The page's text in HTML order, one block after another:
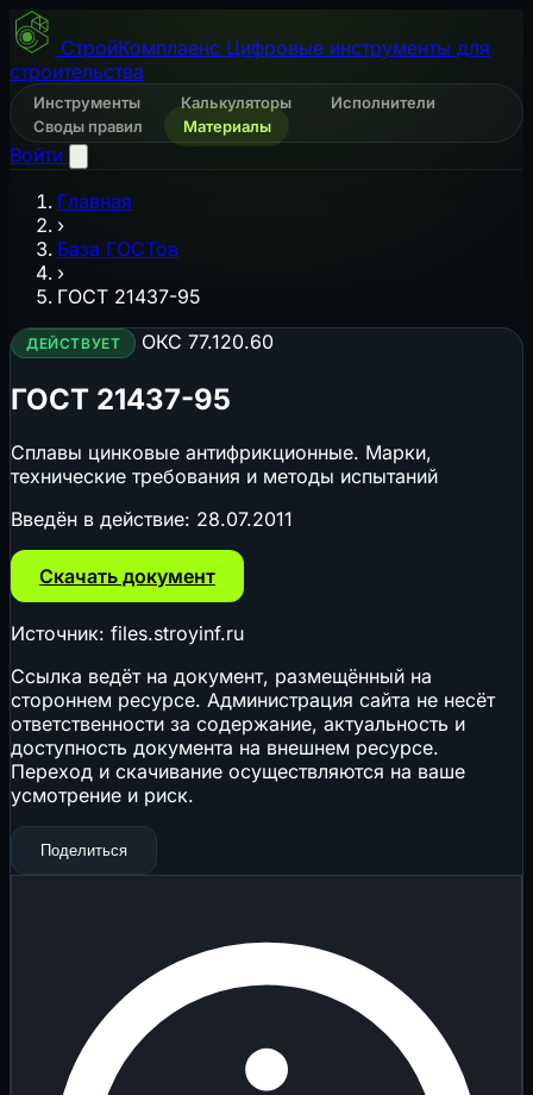
СтройКомплаенс Цифровые инструменты для
строительства
Инструменты Калькуляторы
Исполнители
Своды правил
Материалы
Войти
Главная
›
База ГОСТов
›
ГОСТ 21437-95
ДЕЙСТВУЕТ ОКС 77.120.60
ГОСТ 21437-95
Сплавы цинковые антифрикционные. Марки,
технические требования и методы испытаний
Введён в действие: 28.07.2011
Скачать документ
Источник: files.stroyinf.ru
Ссылка ведёт на документ, размещённый на
стороннем ресурсе. Администрация сайта не несёт
ответственности за содержание, актуальность и
доступность документа на внешнем ресурсе.
Переход и скачивание осуществляются на ваше
усмотрение и риск.
Поделиться